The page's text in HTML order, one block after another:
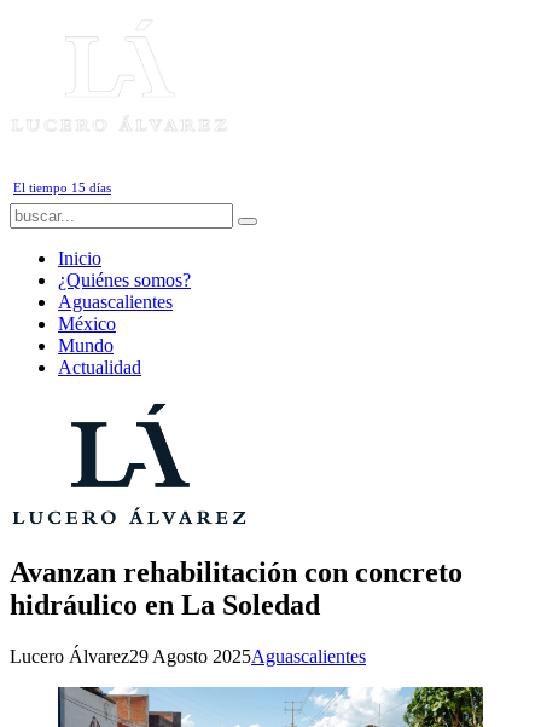
El tiempo 15 días
Inicio
¿Quiénes somos?
Aguascalientes
México
Mundo
Actualidad
Avanzan rehabilitación con concreto
hidráulico en La Soledad
Lucero Álvarez29 Agosto 2025Aguascalientes